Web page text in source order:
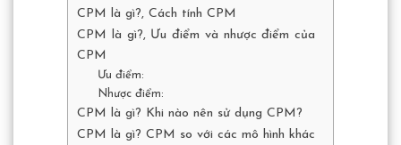
CPM là gì?, Cách tính CPM
CPM là gì?, Ưu điểm và nhược điểm của
CPM
Ưu điểm:
Nhược điểm:
CPM là gì? Khi nào nên sử dụng CPM?
CPM là gì? CPM so với các mô hình khác